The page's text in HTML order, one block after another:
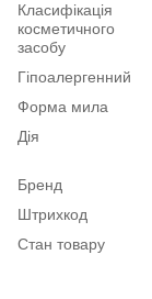
Класифікація
косметичного
засобу
Гіпоалергенний
Форма мила
Дія
Бренд
Штрихкод
Стан товару